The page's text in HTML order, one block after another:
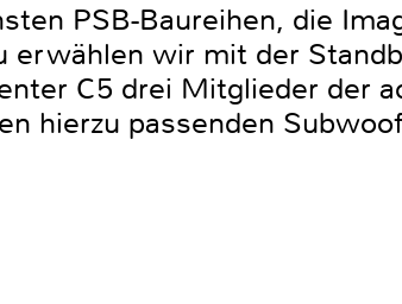
PSB-Baureihen, die
erwählen wir mit der
C5 drei Mitglieder der
hierzu passenden